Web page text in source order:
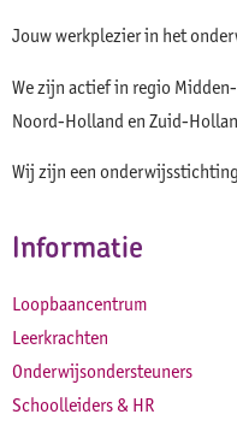
Jouw werkplezier in het
We zijn actief in regio
Noord-Holland en Zuid-
Wij zijn een
Informatie
Loopbaancentrum
Leerkrachten
Onderwijsondersteuners
Schoolleiders & HR